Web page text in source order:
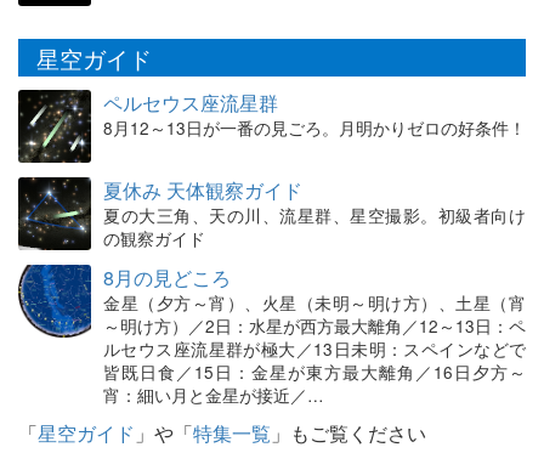
星空ガイド
ペルセウス座流星群
8月12～13日が一番の見ごろ。月明かりゼロの好条件！
夏休み 天体観察ガイド
夏の大三角、天の川、流星群、星空撮影。初級者向け
の観察ガイド
8月の見どころ
金星（夕方～宵）、火星（未明～明け方）、土星（宵
～明け方）／2日：水星が西方最大離角／12～13日：ペ
ルセウス座流星群が極大／13日未明：スペインなどで
皆既日食／15日：金星が東方最大離角／16日夕方～
宵：細い月と金星が接近／…
「星空ガイド 」や「特集一覧 」もご覧ください